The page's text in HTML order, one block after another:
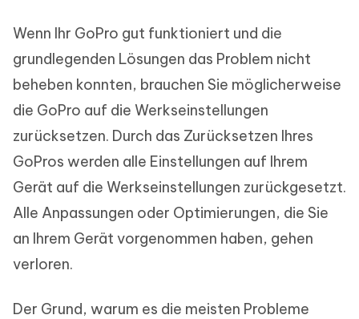
Wenn Ihr GoPro gut funktioniert und die
grundlegenden Lösungen das Problem nicht
beheben konnten, brauchen Sie möglicherweise
die GoPro auf die Werkseinstellungen
zurücksetzen. Durch das Zurücksetzen Ihres
GoPros werden alle Einstellungen auf Ihrem
Gerät auf die Werkseinstellungen zurückgesetzt.
Alle Anpassungen oder Optimierungen, die Sie
an Ihrem Gerät vorgenommen haben, gehen
verloren.
Der Grund, warum es die meisten Probleme